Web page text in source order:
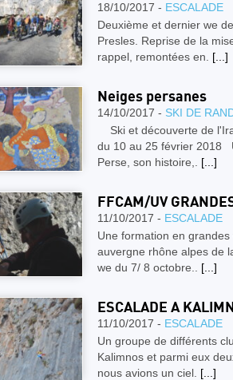
18/10/2017 - ESCALADE
Deuxième et dernier we
Presles. Reprise de la
rappel, remontées en. [...]
Neiges persanes
14/10/2017 - SKI DE
Ski et découverte de
du 10 au 25 février 2018
Perse, son histoire,. [...]
FFCAM/UV
11/10/2017 - ESCALADE
Une formation en
auvergne rhône alpes de
we du 7/ 8 octobre.. [...]
ESCALADE A
11/10/2017 - ESCALADE
Un groupe de différents
Kalimnos et parmi eux
nous avions un ciel. [...]